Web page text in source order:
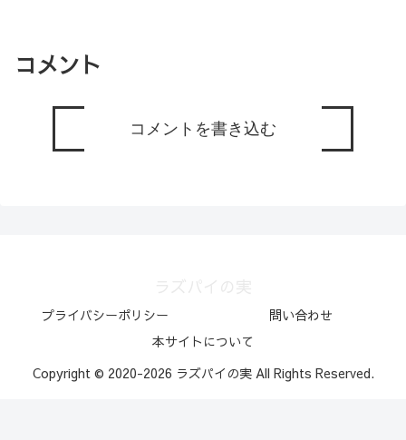
コメント
コメントを書き込む
プライバシーポリシー
問い合わせ
本サイトについて
Copyright © 2020-2026 ラズパイの実 All Rights Reserved.